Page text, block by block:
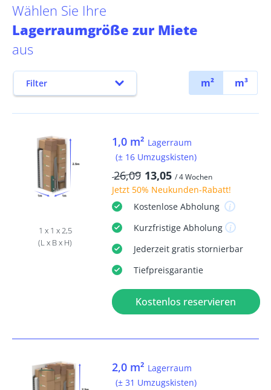
Wählen Sie Ihre
Lagerraumgröße zur Miete
aus
Filter m² m³
1 x 1 x 2,5
(L x B x H)
1,0 m² Lagerraum
(± 16 Umzugskisten)
26,09 13,05 / 4 Wochen
Jetzt 50% Neukunden-Rabatt!
KostenloseAbholung
KurzfristigeAbholung
Jederzeit gratis stornierbar
Tiefpreisgarantie
Kostenlos reservieren
2,0 m² Lagerraum
(± 31 Umzugskisten)